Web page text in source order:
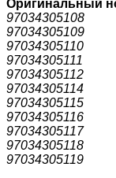
Оригинальный
97034305108
97034305109
97034305110
97034305111
97034305112
97034305114
97034305115
97034305116
97034305117
97034305118
97034305119